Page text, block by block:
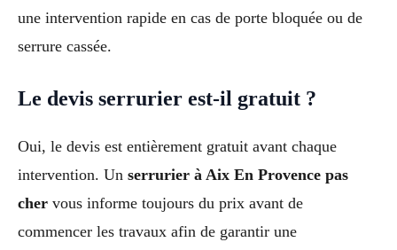
une intervention rapide en cas de porte bloquée ou de
serrure cassée.
Le devis serrurier est-il gratuit ?
Oui, le devis est entièrement gratuit avant chaque
intervention. Un serrurier à Aix En Provence pas
cher vous informe toujours du prix avant de
commencer les travaux afin de garantir une